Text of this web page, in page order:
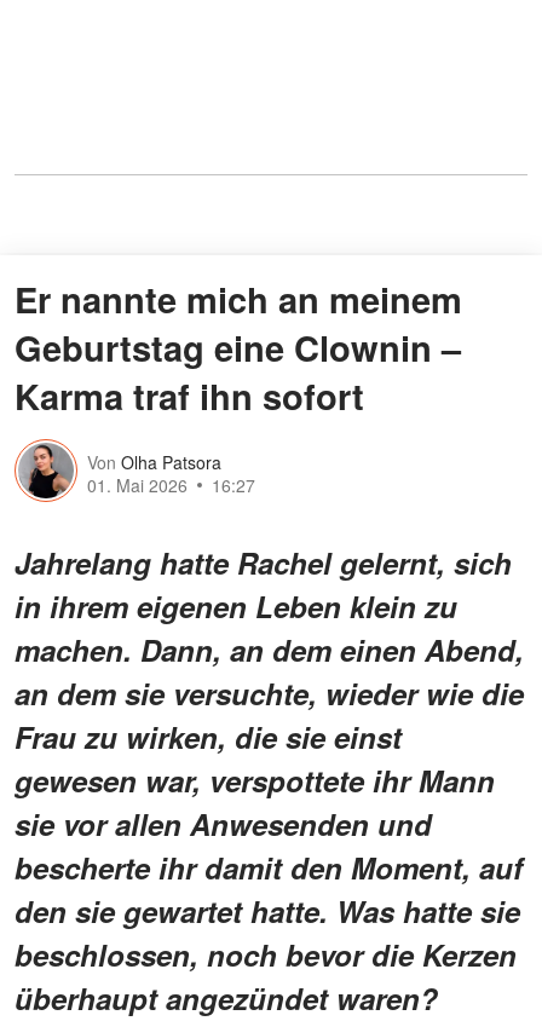
Er nannte mich an meinem
Geburtstag eine Clownin –
Karma traf ihn sofort
Von Olha Patsora
01. Mai 2026
16:27
Jahrelang hatte Rachel gelernt, sich
in ihrem eigenen Leben klein zu
machen. Dann, an dem einen Abend,
an dem sie versuchte, wieder wie die
Frau zu wirken, die sie einst
gewesen war, verspottete ihr Mann
sie vor allen Anwesenden und
bescherte ihr damit den Moment, auf
den sie gewartet hatte. Was hatte sie
beschlossen, noch bevor die Kerzen
überhaupt angezündet waren?